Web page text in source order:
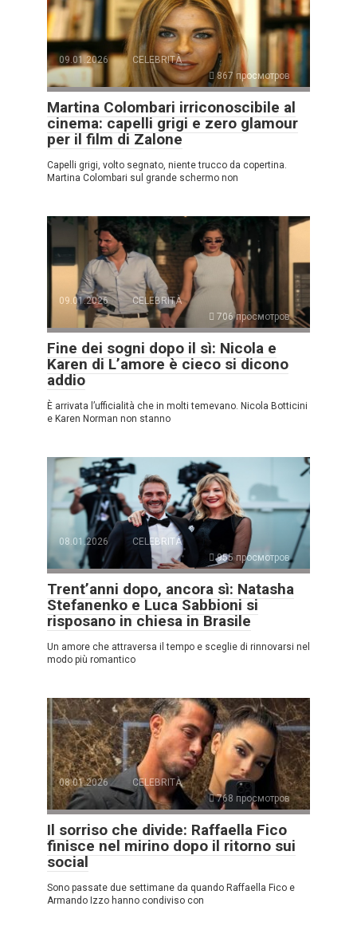
09.01.2026
CELEBRITÀ
867 просмотров
Martina Colombari irriconoscibile al
cinema: capelli grigi e zero glamour
per il film di Zalone
Capelli grigi, volto segnato, niente trucco da copertina.
Martina Colombari sul grande schermo non
09.01.2026
CELEBRITÀ
706 просмотров
Fine dei sogni dopo il sì: Nicola e
Karen di L’amore è cieco si dicono
addio
È arrivata l’ufficialità che in molti temevano. Nicola Botticini
e Karen Norman non stanno
08.01.2026
CELEBRITÀ
955 просмотров
Trent’anni dopo, ancora sì: Natasha
Stefanenko e Luca Sabbioni si
risposano in chiesa in Brasile
Un amore che attraversa il tempo e sceglie di rinnovarsi nel
modo più romantico
08.01.2026
CELEBRITÀ
768 просмотров
Il sorriso che divide: Raffaella Fico
finisce nel mirino dopo il ritorno sui
social
Sono passate due settimane da quando Raffaella Fico e
Armando Izzo hanno condiviso con